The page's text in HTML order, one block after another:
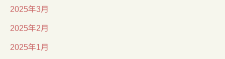
2025年3月
2025年2月
2025年1月